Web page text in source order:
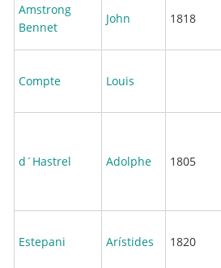
Amstrong
Bennet
John 1818
Compte Louis
d´Hastrel Adolphe 1805
Estepani Arístides 1820